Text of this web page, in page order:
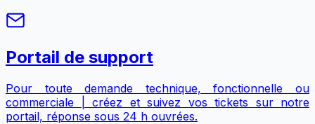
Portail de support
Pour toute demande technique, fonctionnelle ou
commerciale | créez et suivez vos tickets sur notre
portail, réponse sous 24 h ouvrées.